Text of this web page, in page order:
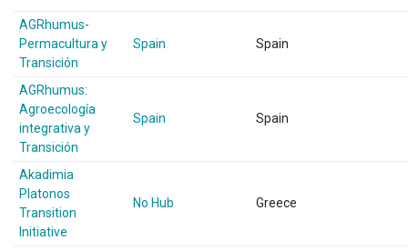
AGRhumus-
Permacultura y
Transición
Spain Spain
AGRhumus:
Agroecología
integrativa y
Transición
Spain Spain
Akadimia
Platonos
Transition
Initiative
No Hub Greece